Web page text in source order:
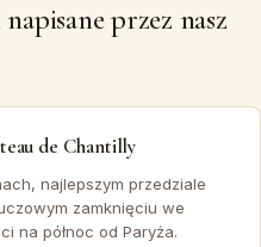
przez nasz
de Chantilly
najlepszym przedziale
zamknięciu we
na północ od Paryża.